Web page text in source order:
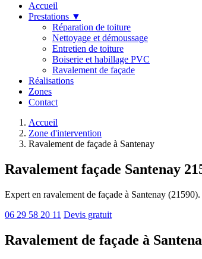
Accueil
Prestations ▼
Réparation de toiture
Nettoyage et démoussage
Entretien de toiture
Boiserie et habillage PVC
Ravalement de façade
Réalisations
Zones
Contact
Accueil
Zone d'intervention
Ravalement de façade à Santenay
Ravalement façade Santenay
Expert en ravalement de façade à Santenay
06 29 58 20 11 Devis gratuit
Ravalement de façade à